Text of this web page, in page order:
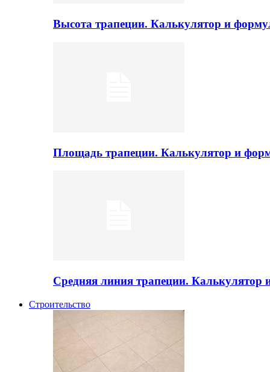
Высота трапеции. Калькулятор и
Площадь трапеции. Калькулятор и
Средняя линия трапеции.
Строительство